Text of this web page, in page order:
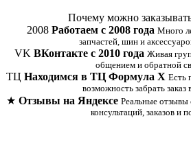
Почему можно
2008 Работаем с 2008 года Много
запчастей, шин и
VK ВКонтакте с 2010 года Живая
общением и обратной
ТЦ Находимся в ТЦ Формула Х Есть
возможность забрать заказ
★ Отзывы на Яндексе Реальные отзывы
консультаций, заказов и